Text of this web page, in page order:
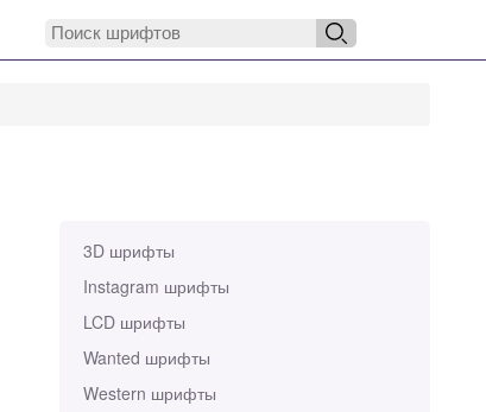
3D шрифты
Instagram шрифты
LCD шрифты
Wanted шрифты
Western шрифты